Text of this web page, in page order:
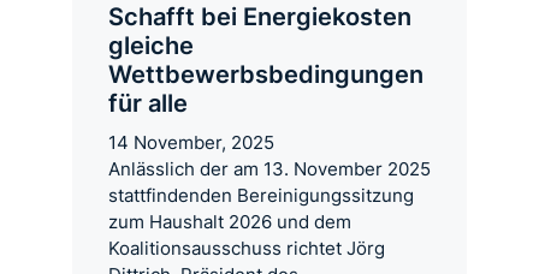
Schafft bei Energiekosten
gleiche
Wettbewerbsbedingungen
für alle
14 November, 2025
Anlässlich der am 13. November 2025
stattfindenden Bereinigungssitzung
zum Haushalt 2026 und dem
Koalitionsausschuss richtet Jörg